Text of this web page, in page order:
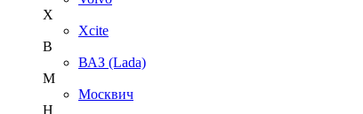
X
Xcite
В
ВАЗ (Lada)
М
Москвич
Н